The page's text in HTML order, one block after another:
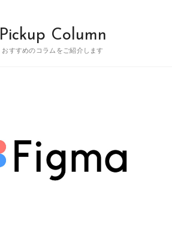
Pickup Column
おすすめのコラムをご紹介します